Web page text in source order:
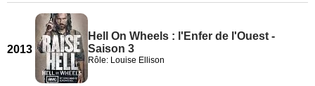
2013
Hell On Wheels : l'Enfer de l'Ouest -
Saison 3
Rôle: Louise Ellison